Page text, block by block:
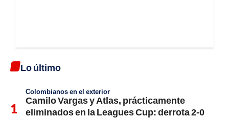
Lo último
Colombianos en el exterior
Camilo Vargas y Atlas, prácticamente
eliminados en la Leagues Cup: derrota 2-0